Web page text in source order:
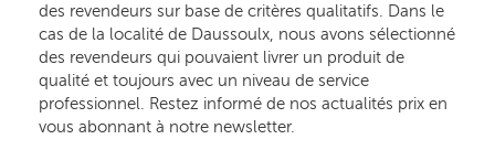
des revendeurs sur base de critères qualitatifs. Dans le
cas de la localité de Daussoulx, nous avons sélectionné
des revendeurs qui pouvaient livrer un produit de
qualité et toujours avec un niveau de service
professionnel. Restez informé de nos actualités prix en
vous abonnant à notre newsletter.